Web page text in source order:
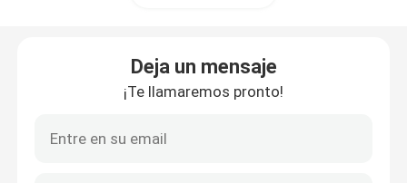
Deja un mensaje
¡Te llamaremos pronto!